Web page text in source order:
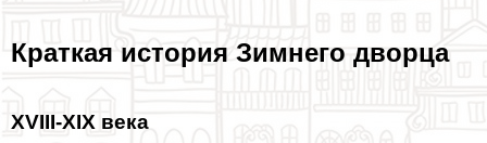
Краткая история Зимнего дворца
XVIII-XIX века